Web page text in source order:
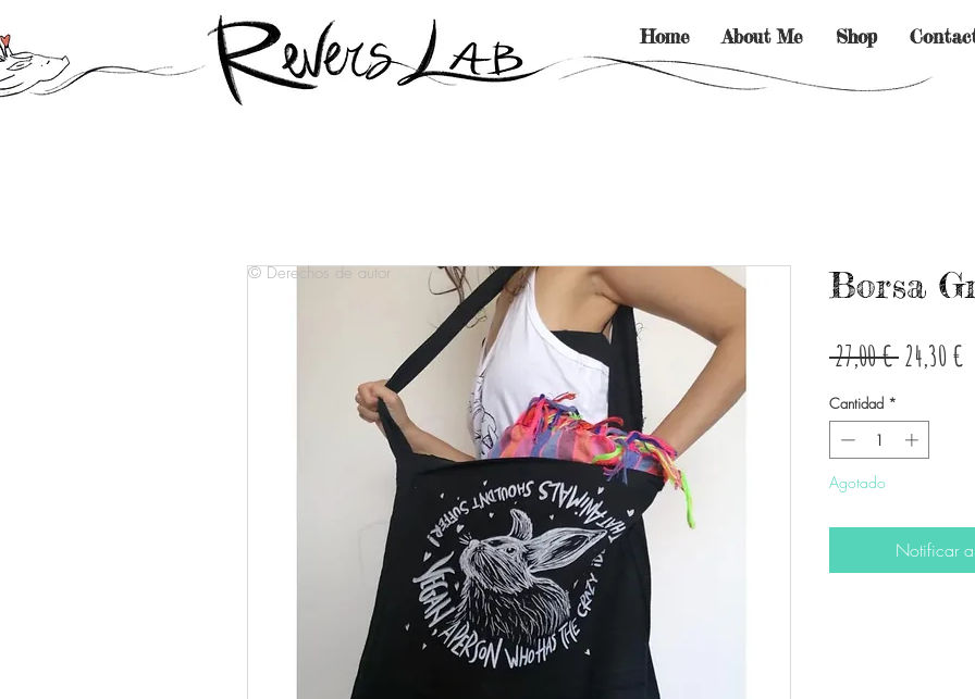
Home About Me Shop
Borsa
27,00 € Precio
24,30 €
Cantidad *
Agotado
Notificar
© Derechos de autor